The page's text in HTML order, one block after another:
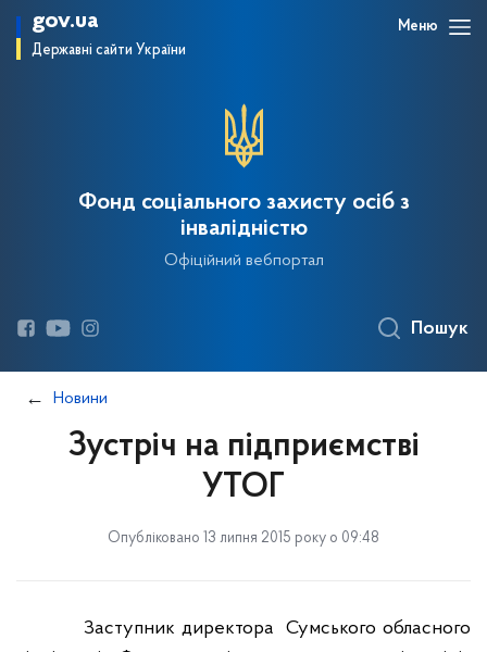
gov.ua
Державні сайти України
Меню
Фонд соціального захисту осіб з
інвалідністю
Офіційний вебпортал
Пошук
Новини
Зустріч на підприємстві
УТОГ
Опубліковано 13 липня 2015 року о 09:48
Заступник директора
Сумського обласного